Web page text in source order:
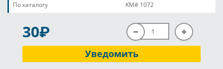
По каталогу
KM# 1072
30P
Уведомить